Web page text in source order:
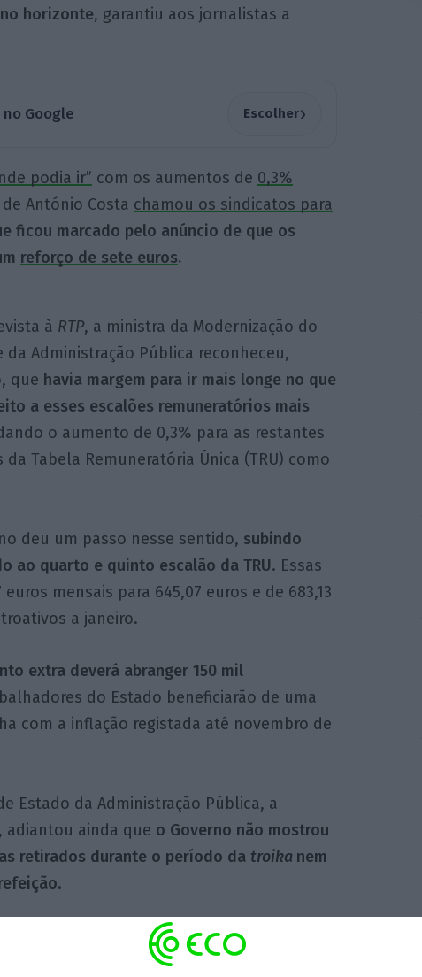
horizonte, garantiu aos jornalistas a
Google Escolher›
podia ir” com os aumentos de 0,3%
António Costa chamou os sindicatos para
ficou marcado pelo anúncio de que os
reforço de sete euros.
à RTP, a ministra da Modernização do
da Administração Pública reconheceu,
que havia margem para ir mais longe no que
a esses escalões remuneratórios mais
o aumento de 0,3% para as restantes
da Tabela Remuneratória Única (TRU) como
deu um passo nesse sentido, subindo
ao quarto e quinto escalão da TRU. Essas
mensais para 645,07 euros e de 683,13
a janeiro.
extra deverá abranger 150 mil
do Estado beneficiarão de uma
com a inflação registada até novembro de
Estado da Administração Pública, a
adiantou ainda que o Governo não mostrou
retirados durante o período da troika nem
.
que, na reunião de segunda-feira, os
tinham assegurado aos jornalistas que